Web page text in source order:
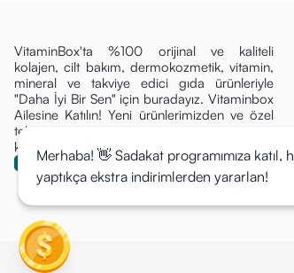
VitaminBox'ta %100 orijinal ve kaliteli
kolajen, cilt bakım, dermokozmetik, vitamin,
mineral ve takviye edici gıda ürünleriyle
"Daha İyi Bir Sen" için buradayız. Vitaminbox
Ailesine Katılın! Yeni ürünlerimizden ve özel
tekliflerden ilk siz haberdar olun, fırsatları
kaçırmayın!
Merhaba! 👋 Sadakat programımıza katıl,
yaptıkça ekstra indirimlerden yararlan!